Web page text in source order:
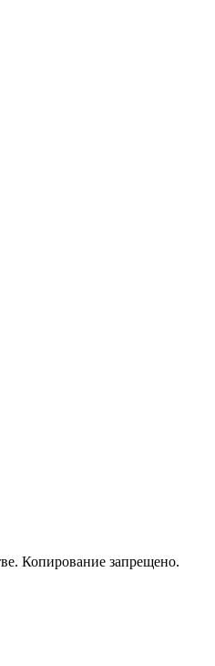
Копирование запрещено.